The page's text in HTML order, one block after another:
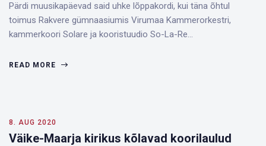
Pärdi muusikapäevad said uhke lõpp­akordi, kui täna õhtul
toimus Rakvere gümnaasiumis Virumaa Kammer­orkestri,
kammerkoori Solare ja kooristuudio So-La-Re…
READ MORE
8. AUG 2020
Väike-Maarja kirikus kõlavad koorilaulud